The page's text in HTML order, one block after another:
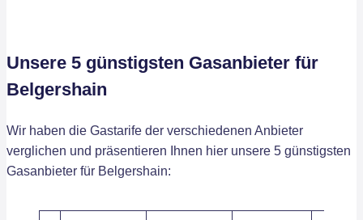
Unsere 5 günstigsten Gasanbieter für
Belgershain
Wir haben die Gastarife der verschiedenen Anbieter
verglichen und präsentieren Ihnen hier unsere 5 günstigsten
Gasanbieter für Belgershain: